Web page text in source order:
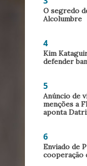
O segredo
Alcolumbre
4
Kim
defender
5
Anúncio de
menções a
aponta
6
Enviado de
cooperação